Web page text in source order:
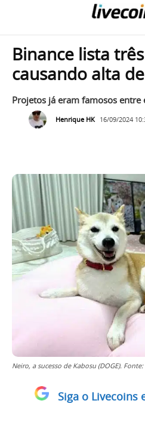
Binance lista
causando alta
Projetos já eram famosos entre
Henrique HK 16/09/2024
Neiro, a sucesso de Kabosu (DOGE).
Siga o Livecoins